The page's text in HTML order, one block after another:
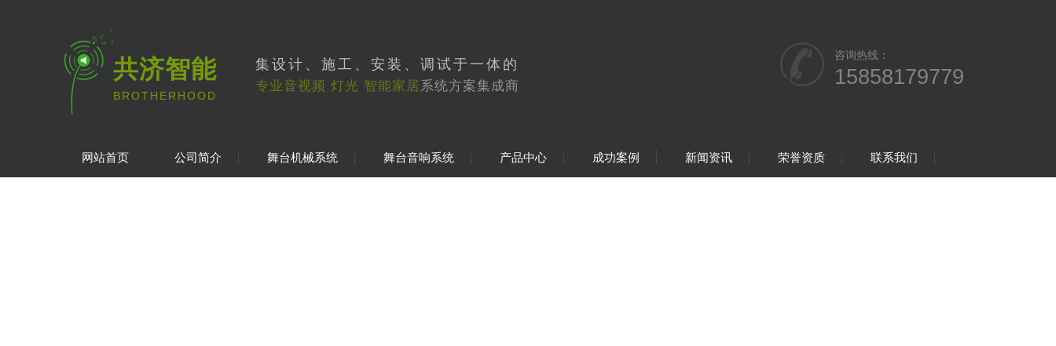
共济智能
BROTHERHOOD
集设计、施工、安装、调试于一体的
专业音视频 灯光 智能家居系统方案集成商
咨询热线：
15858179779
网站首页 公司简介 舞台机械系统 舞台音响系统 产品中心 成功案例 新闻资讯 荣誉资质 联系我们